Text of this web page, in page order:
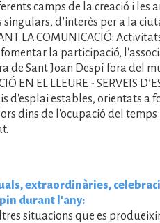
camps de la creació i les
d’interès per a la
LA COMUNICACIÓ:
la participació,
de Sant Joan Despí fora del
EN EL LLEURE - SERVEIS
d'esplai estables, orientats a
dins de l'ocupació del
extraordinàries,
durant l'any:
situacions que es